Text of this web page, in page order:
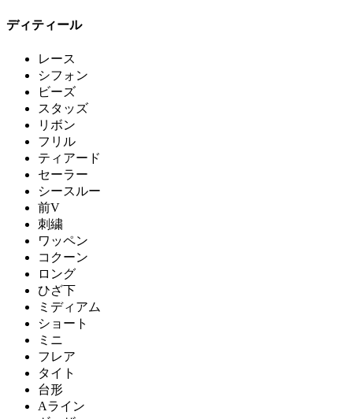
ディティール
レース
シフォン
ビーズ
スタッズ
リボン
フリル
ティアード
セーラー
シースルー
前V
刺繍
ワッペン
コクーン
ロング
ひざ下
ミディアム
ショート
ミニ
フレア
タイト
台形
Aライン